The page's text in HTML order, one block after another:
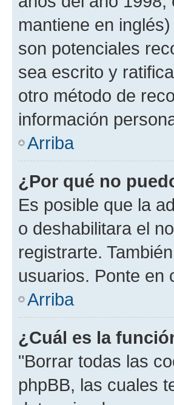
mantiene en
son potenciales
sea escrito y
otro método de
información
Arriba
¿Por qué no
Es posible que la
o deshabilitara el
registrarte.
usuarios. Ponte en
Arriba
¿Cuál es la
"Borrar todas las
phpBB, las cuales